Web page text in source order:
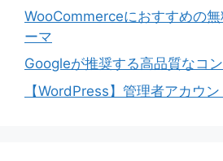
WooCommerceにおすすめの
ーマ
Googleが推奨する高品質なコ
【WordPress】管理者アカウ